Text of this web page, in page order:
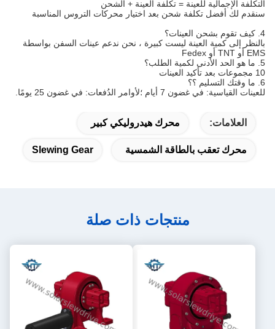
التكلفة الإجمالية للعينة = تكلفة العينة + الشحن
سنقدم لك أفضل تكلفة شحن بعد اختيار محركات التروس المناسبة
بالنظر إلى كمية العينة ليست كبيرة ، نحن ندعم عينات السفن بواسطة
EMS أو TNT أو Fedex
للعينات القياسية: في غضون 7 أيام ؛لأوامر الدُفعات: في غضون 25 يومًا.
العلامات: محرك هيدروليكي كبير
محرك تعقب بالطاقة الشمسية Slewing Gear
منتجات ذات صلة